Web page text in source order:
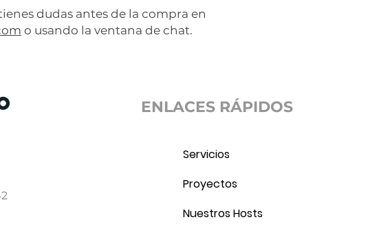
dudas antes de la compra en
o usando la ventana de chat.
ENLACES RÁPIDOS
Servicios
Proyectos
Nuestros Hosts